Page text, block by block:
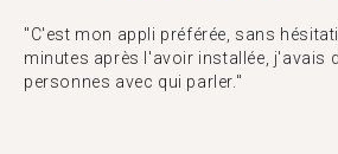
"C'est mon appli préférée, sans
minutes après l'avoir installée, j'avais
personnes avec qui parler."